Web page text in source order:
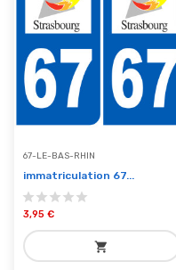
67-LE-BAS-RHIN
immatriculation 67...
3,95 €
shopping_cart